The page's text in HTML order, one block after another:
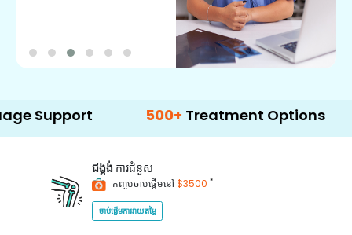
500+ Treatment Options
ជង្គង់ ការជំនួស
កញ្ចប់ចាប់ផ្តើមនៅ $3500 *
ចាប់ផ្តើមការវាយតម្លៃ